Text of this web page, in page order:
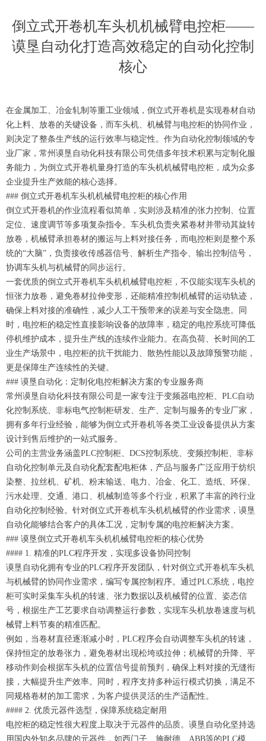
倒立式开卷机车头机机械臂电控柜——
谟垦自动化打造高效稳定的自动化控制
核心
在金属加工、冶金轧制等重工业领域，倒立式开卷机是实现卷材自动
化上料、放卷的关键设备，而车头机、机械臂与电控柜的协同作业，
则决定了整条生产线的运行效率与稳定性。作为自动化控制领域的专
业厂家，常州谟垦自动化科技有限公司凭借多年技术积累与定制化服
务能力，为倒立式开卷机量身打造的车头机机械臂电控柜，成为众多
企业提升生产效能的核心选择。
### 倒立式开卷机车头机机械臂电控柜的核心作用
倒立式开卷机的作业流程看似简单，实则涉及精准的张力控制、位置
定位、速度调节等多项复杂指令。车头机负责夹紧卷材并带动其旋转
放卷，机械臂承担卷材的搬运与上料对接任务，而电控柜则是整个系
统的“大脑”，负责接收传感器信号、解析生产指令、输出控制信号，
协调车头机与机械臂的同步运行。
一套优质的倒立式开卷机车头机机械臂电控柜，不仅能实现车头机的
恒张力放卷，避免卷材拉伸变形，还能精准控制机械臂的运动轨迹，
确保上料对接的准确性，减少人工干预带来的误差与安全隐患。同
时，电控柜的稳定性直接影响设备的故障率，稳定的电控系统可降低
停机维护成本，提升生产线的连续作业能力。在高负荷、长时间的工
业生产场景中，电控柜的抗干扰能力、散热性能以及故障预警功能，
更是保障生产连续性的关键。
### 谟垦自动化：定制化电控柜解决方案的专业服务商
常州谟垦自动化科技有限公司是一家专注于变频器电控柜、PLC自动
化控制系统、非标电气控制柜研发、生产、定制与服务的专业厂家，
拥有多年行业经验，能够为倒立式开卷机等各类工业设备提供从方案
设计到售后维护的一站式服务。
公司的主营业务涵盖PLC控制柜、DCS控制系统、变频控制柜、非标
自动化控制单元及自动化配套配电柜体，产品与服务广泛应用于纺织
染整、拉丝机、矿机、粉末输送、电力、冶金、化工、造纸、环保、
污水处理、交通、港口、机械制造等多个行业，积累了丰富的跨行业
自动化控制经验。针对倒立式开卷机车头机机械臂的作业需求，谟垦
自动化能够结合客户的具体工况，定制专属的电控柜解决方案。
### 谟垦倒立式开卷机车头机机械臂电控柜的核心优势
#### 1. 精准的PLC程序开发，实现多设备协同控制
谟垦自动化拥有专业的PLC程序开发团队，针对倒立式开卷机车头机
与机械臂的协同作业需求，编写专属控制程序。通过PLC系统，电控
柜可实时采集车头机的转速、张力数据以及机械臂的位置、姿态信
号，根据生产工艺要求自动调整运行参数，实现车头机放卷速度与机
械臂上料节奏的精准匹配。
例如，当卷材直径逐渐减小时，PLC程序会自动调整车头机的转速，
保持恒定的放卷张力，避免卷材出现松垮或拉伸；机械臂的升降、平
移动作则会根据车头机的位置信号提前预判，确保上料对接的无缝衔
接，大幅提升生产效率。同时，程序支持多种运行模式切换，满足不
同规格卷材的加工需求，为客户提供灵活的生产适配性。
#### 2. 优质元器件选型，保障系统稳定耐用
电控柜的稳定性很大程度上取决于元器件的品质。谟垦自动化坚持选
用国内外知名品牌的元器件，如西门子、施耐德、ABB等的PLC模